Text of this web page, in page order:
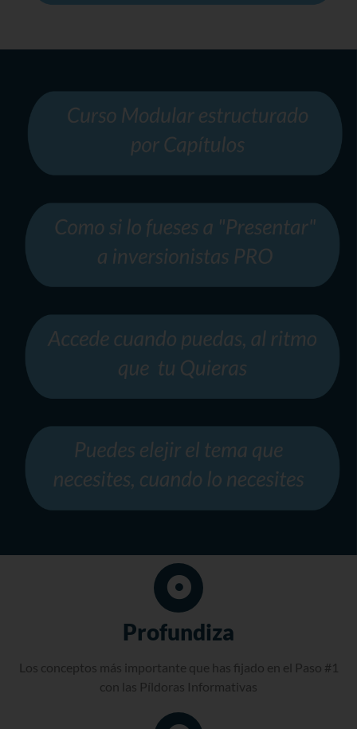
Profundiza
Los conceptos más importante que has fijado en el Paso #1
con las Píldoras Informativas